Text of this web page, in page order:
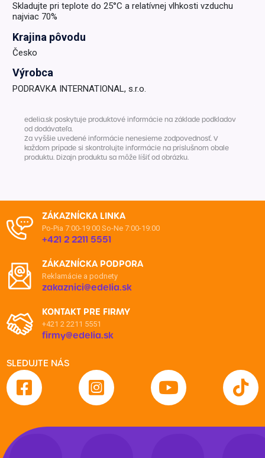
Skladujte pri teplote do 25°C a relatívnej vlhkosti vzduchu
najviac 70%
Krajina pôvodu
Česko
Výrobca
PODRAVKA INTERNATIONAL, s.r.o.
edelia.sk poskytuje produktové informácie na základe podkladov
od dodávateľa.
Za vyššie uvedené informácie nenesieme zodpovednosť. V
každom prípade si skontrolujte informácie na príslušnom obale
produktu. Dizajn produktu sa môže líšiť od obrázku.
ZÁKAZNÍCKA LINKA
Po-Pia 7:00-19:00 So-Ne 7:00-19:00
+421 2 2211 5551
ZÁKAZNÍCKA PODPORA
Reklamácie a podnety
zakaznici@edelia.sk
KONTAKT PRE FIRMY
+421 2 2211 5551
firmy@edelia.sk
SLEDUJTE NÁS